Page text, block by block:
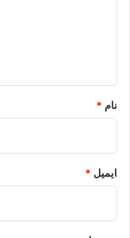
نام *
ایمیل *